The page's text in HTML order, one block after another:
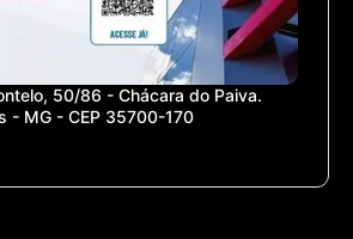
50/86 - Chácara do Paiva.
- MG - CEP 35700-170